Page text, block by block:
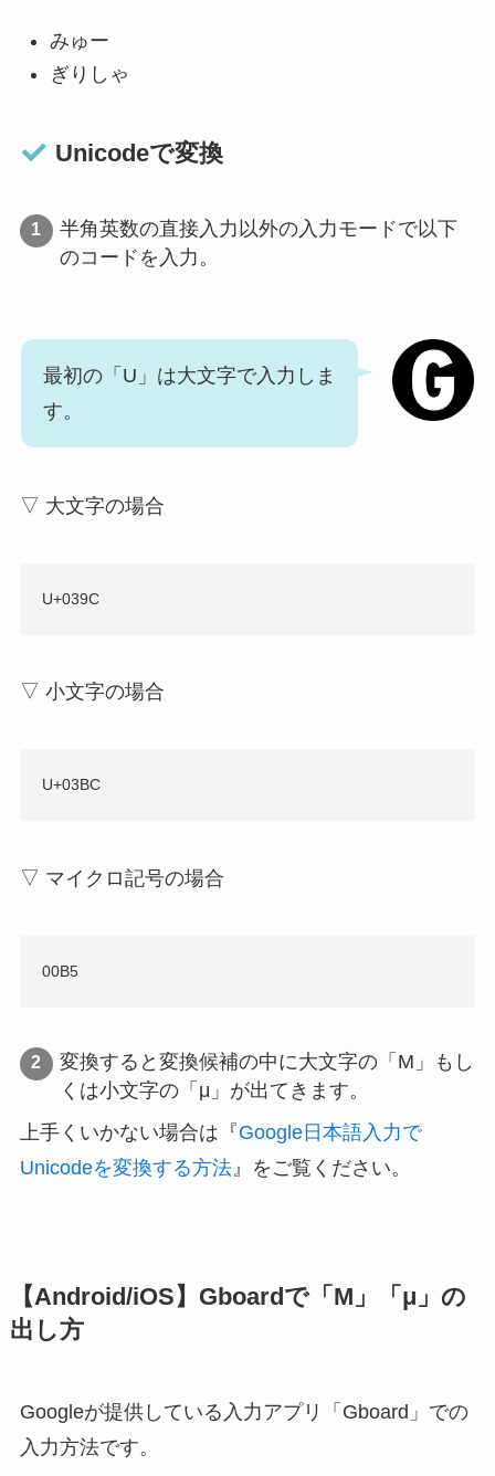
みゅー
ぎりしゃ
Unicodeで変換
半角英数の直接入力以外の入力モードで以下
のコードを入力。
最初の「U」は大文字で入力しま
す。
▽ 大文字の場合
U+039C
▽ 小文字の場合
U+03BC
▽ マイクロ記号の場合
00B5
変換すると変換候補の中に大文字の「Μ」もし
くは小文字の「μ」が出てきます。
上手くいかない場合は『Google日本語入力で
Unicodeを変換する方法』をご覧ください。
【Android/iOS】Gboardで「Μ」「μ」の
出し方
Googleが提供している入力アプリ「Gboard」での
入力方法です。